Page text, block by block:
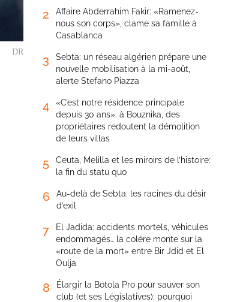
DR
2
Affaire Abderrahim Fakir: «Ramenez-
nous son corps», clame sa famille à
Casablanca
3
Sebta: un réseau algérien prépare une
nouvelle mobilisation à la mi-août,
alerte Stefano Piazza
4
«C’est notre résidence principale
depuis 30 ans»: à Bouznika, des
propriétaires redoutent la démolition
de leurs villas
5
Ceuta, Melilla et les miroirs de l’histoire:
la fin du statu quo
6
Au-delà de Sebta: les racines du désir
d’exil
7
El Jadida: accidents mortels, véhicules
endommagés… la colère monte sur la
«route de la mort» entre Bir Jdid et El
Oulja
8
Élargir la Botola Pro pour sauver son
club (et ses Législatives): pourquoi